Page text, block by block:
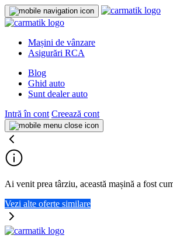
Mașini de vânzare
Asigurări RCA
Blog
Ghid auto
Sunt dealer auto
Intră în cont Creează cont
Ai venit prea târziu, această mașină a fost
Vezi alte oferte similare